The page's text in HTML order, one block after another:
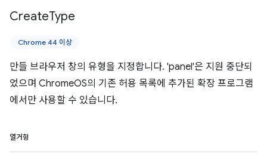
CreateType
Chrome 44 이상
만들 브라우저 창의 유형을 지정합니다. 'panel'은 지원 중단되
었으며 ChromeOS의 기존 허용 목록에 추가된 확장 프로그램
에서만 사용할 수 있습니다.
열거형